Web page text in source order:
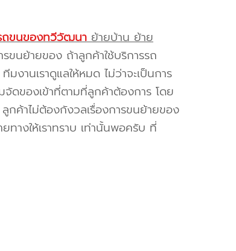
ถขนของทวีวัฒนาย้ายบ้าน ย้าย
ขนย้ายของ ถ้าลูกค้าใช้บริการรถ
งานเราดูแลให้หมด ไม่ว่าจะเป็นการ
ดของเข้าที่ตามที่ลูกค้าต้องการ โดย
กค้าไม่ต้องกังวลเรื่องการขนย้ายของ
ทางให้เราทราบ เท่านั้นพอครับ ที่